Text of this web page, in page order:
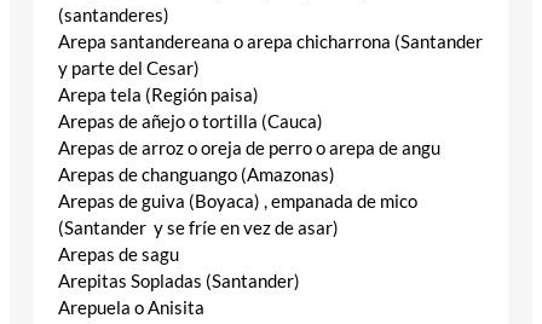
(santanderes)
Arepa santandereana o arepa chicharrona (Santander
y parte del Cesar)
Arepa tela (Región paisa)
Arepas de añejo o tortilla (Cauca)
Arepas de arroz o oreja de perro o arepa de angu
Arepas de changuango (Amazonas)
Arepas de guiva (Boyaca) , empanada de mico
(Santander y se fríe en vez de asar)
Arepas de sagu
Arepitas Sopladas (Santander)
Arepuela o Anisita